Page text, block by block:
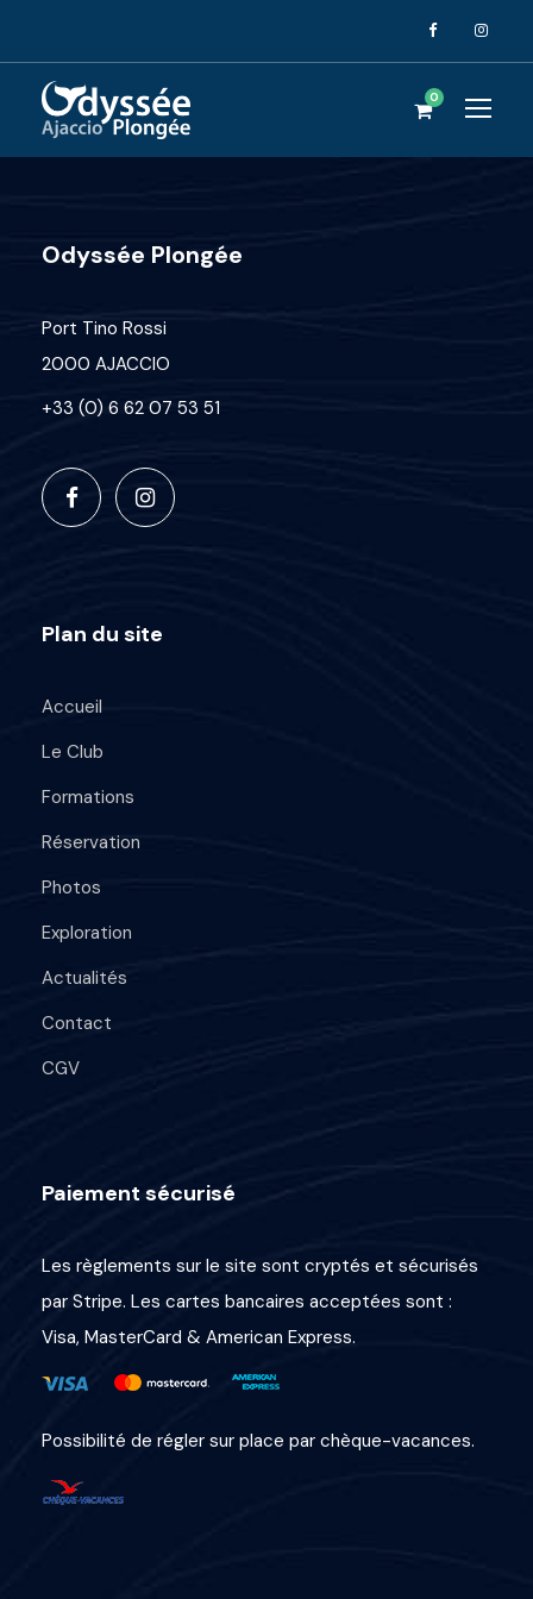
0
Odyssée Plongée
Port Tino Rossi
2000 AJACCIO
+33 (0) 6 62 07 53 51
Plan du site
Accueil
Le Club
Formations
Réservation
Photos
Exploration
Actualités
Contact
CGV
Paiement sécurisé
Les règlements sur le site sont cryptés et sécurisés
par Stripe. Les cartes bancaires acceptées sont :
Visa, MasterCard & American Express.
Possibilité de régler sur place par chèque-vacances.